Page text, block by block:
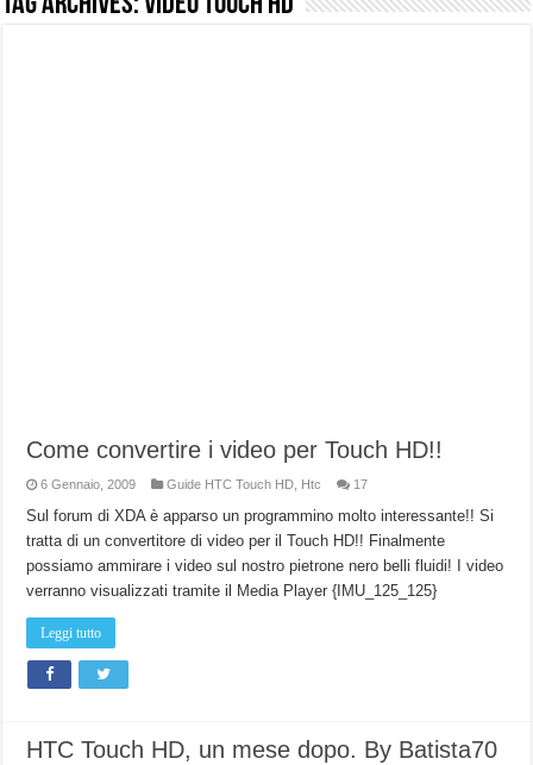
Come convertire i video per Touch HD!!
6 Gennaio, 2009 Guide HTC Touch HD Htc 17
Sul forum di XDA è apparso un programmino molto interessante!! Si
tratta di un convertitore di video per il Touch HD!! Finalmente
possiamo ammirare i video sul nostro pietrone nero belli fluidi! I video
verranno visualizzati tramite il Media Player {IMU_125_125}
Leggi tutto
HTC Touch HD, un mese dopo. By Batista70